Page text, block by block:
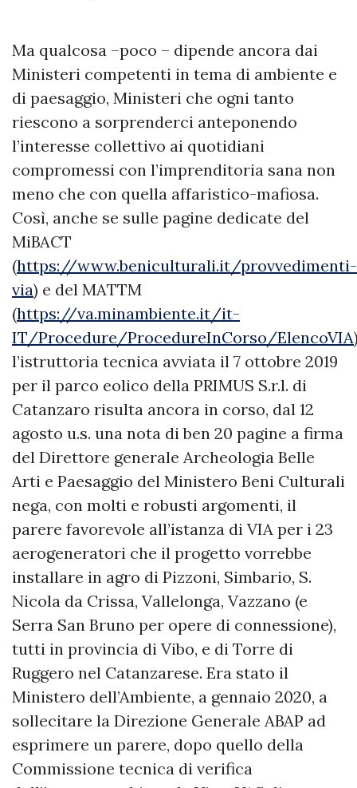
Ma qualcosa –poco – dipende ancora dai
Ministeri competenti in tema di ambiente e
di paesaggio, Ministeri che ogni tanto
riescono a sorprenderci anteponendo
l’interesse collettivo ai quotidiani
compromessi con l’imprenditoria sana non
meno che con quella affaristico-mafiosa.
Così, anche se sulle pagine dedicate del
MiBACT
(https://www.beniculturali.it/provvedimenti-
via) e del MATTM
(https://va.minambiente.it/it-
IT/Procedure/ProcedureInCorso/ElencoVIA
l’istruttoria tecnica avviata il 7 ottobre 2019
per il parco eolico della PRIMUS S.r.l. di
Catanzaro risulta ancora in corso, dal 12
agosto u.s. una nota di ben 20 pagine a firma
del Direttore generale Archeologia Belle
Arti e Paesaggio del Ministero Beni Culturali
nega, con molti e robusti argomenti, il
parere favorevole all’istanza di VIA per i 23
aerogeneratori che il progetto vorrebbe
installare in agro di Pizzoni, Simbario, S.
Nicola da Crissa, Vallelonga, Vazzano (e
Serra San Bruno per opere di connessione),
tutti in provincia di Vibo, e di Torre di
Ruggero nel Catanzarese. Era stato il
Ministero dell’Ambiente, a gennaio 2020, a
sollecitare la Direzione Generale ABAP ad
esprimere un parere, dopo quello della
Commissione tecnica di verifica